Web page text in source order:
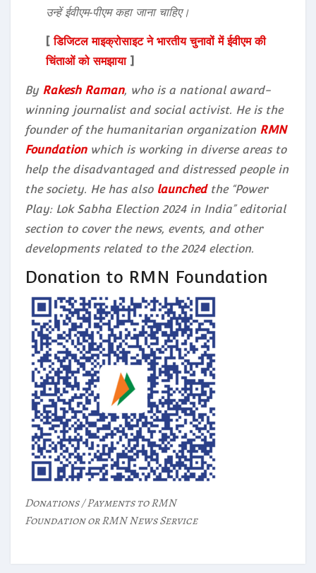
उन्हें ईवीएम‑पीएम कहा जाना चाहिए।
[डिजिटल माइक्रोसाइट ने भारतीय चुनावों में ईवीएम की
चिंताओं को समझाया]
By Rakesh Raman, who is a national award-
winning journalist and social activist. He is the
founder of the humanitarian organization RMN
Foundationwhich is working in diverse areas to
help the disadvantaged and distressed people in
the society. He has also launchedthe “Power
Play: Lok Sabha Election 2024 in India” editorial
section to cover the news, events, and other
developments related to the 2024 election.
Donation to RMN Foundation
Donations / Payments to RMN
Foundation or RMN News Service